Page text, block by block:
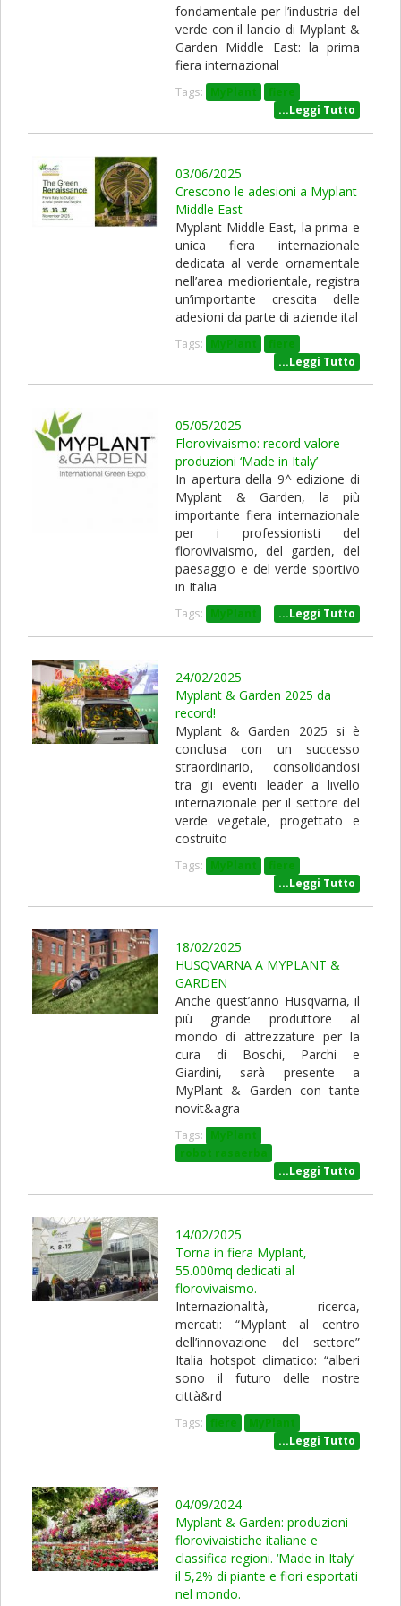
fondamentale per l’industria del
verde con il lancio di Myplant &
Garden Middle East: la prima
fiera internazional
Tags: MyPlant
fiere
...Leggi Tutto
03/06/2025
Crescono le adesioni a Myplant
Middle East
Myplant Middle East, la prima e
unica fiera internazionale
dedicata al verde ornamentale
nell’area mediorientale, registra
un’importante crescita delle
adesioni da parte di aziende ital
Tags: MyPlant
fiere
...Leggi Tutto
05/05/2025
Florovivaismo: record valore
produzioni ‘Made in Italy’
In apertura della 9^ edizione di
Myplant & Garden, la più
importante fiera internazionale
per i professionisti del
florovivaismo, del garden, del
paesaggio e del verde sportivo
in Italia
Tags: MyPlant ...Leggi Tutto
24/02/2025
Myplant & Garden 2025 da
record!
Myplant & Garden 2025 si è
conclusa con un successo
straordinario, consolidandosi
tra gli eventi leader a livello
internazionale per il settore del
verde vegetale, progettato e
costruito
Tags: MyPlant
fiere
...Leggi Tutto
18/02/2025
HUSQVARNA A MYPLANT &
GARDEN
Anche quest’anno Husqvarna, il
più grande produttore al
mondo di attrezzature per la
cura di Boschi, Parchi e
Giardini, sarà presente a
MyPlant & Garden con tante
novit&agra
Tags: MyPlant
robot rasaerba
...Leggi Tutto
14/02/2025
Torna in fiera Myplant,
55.000mq dedicati al
florovivaismo.
Internazionalità, ricerca,
mercati: “Myplant al centro
dell’innovazione del settore”
Italia hotspot climatico: “alberi
sono il futuro delle nostre
città&rd
Tags: fiere
MyPlant
...Leggi Tutto
04/09/2024
Myplant & Garden: produzioni
florovivaistiche italiane e
classifica regioni. ‘Made in Italy’
il 5,2% di piante e fiori esportati
nel mondo.